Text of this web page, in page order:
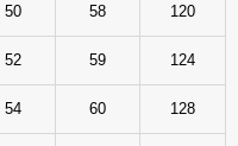
50 58 120
52 59 124
54 60 128